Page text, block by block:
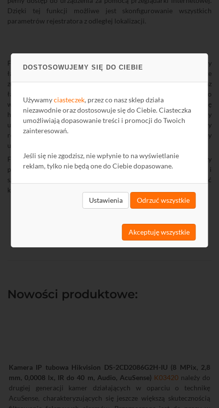
DOSTOSOWUJEMY SIĘ DO CIEBIE
Używamyciasteczek, przez co nasz sklep działa
niezawodnie oraz dostosowuje się do Ciebie. Ciasteczka
umożliwiają dopasowanie treści i promocji do Twoich
zainteresowań.
Jeśli się nie zgodzisz, nie wpłynie to na wyświetlanie
reklam, tylko nie będą one do Ciebie dopasowane.
Ustawienia Odrzuć wszystkie
Akceptuję wszystkie
Dzięki tej funkcji możliwe jest skonfigurowanie wszystkich
parametrów rejestratora z odległej lokalizacji.
Funkcja ta ma kluczowe znaczenie zarówno dla użytkownika, który
łatwo uzyskuje pełen dostęp, jak i dla instalatora. Instalator może
zdalnie dostosowywać parametry, dodawać nowe kamery, oraz
łatwo przeprowadzać wszelkie niezbędne konfiguracje. Po
włączeniu funkcji Web NAT, należy przejść na stronę
https://www.51cloudtech.com, gdzie podaje się numer seryjny
urządzenia. Następnie pojawi się interfejs przeglądarkowy
rejestratora, umożliwiający zalogowanie i pełny dostęp – tak jakby
urządzenie znajdowało się w sieci lokalnej.
Funkcjonalność taką docenią przede wszystkim instalatorzy, którzy
posiadając odpowiednie dane logowania, będą w stanie w łatwy i
szybki, a przede wszystkim zdalny sposób zweryfikować
konfigurację danego rejestratora.
Nowości produktowe:
Kamera IP tubowa Hikvision DS-2CD2086G2H-IU (8 MPix, 2,8
mm, 0,0008 lx, IR do 40 m, Audio, AcuSense) K03420należy do
drugiej generacji kamer działających w oparciu o technikę
AcuSense, charakteryzujących się jeszcze większą skutecznością